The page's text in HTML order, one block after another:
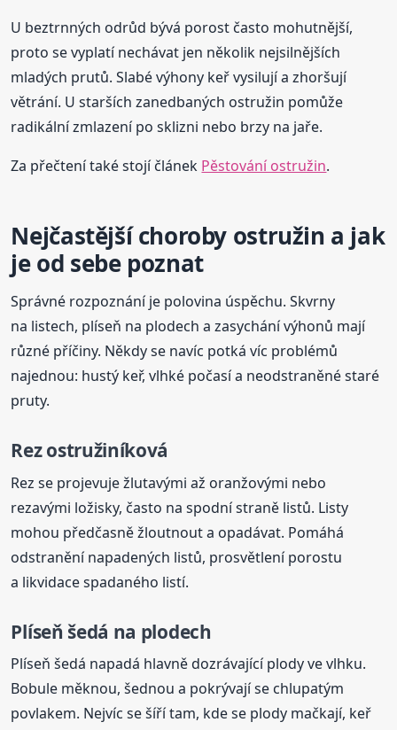
U beztrnných odrůd bývá porost často mohutnější,
proto se vyplatí nechávat jen několik nejsilnějších
mladých prutů. Slabé výhony keř vysilují a zhoršují
větrání. U starších zanedbaných ostružin pomůže
radikální zmlazení po sklizni nebo brzy na jaře.
Za přečtení také stojí článek Pěstování ostružin.
Nejčastější choroby ostružin a jak
je od sebe poznat
Správné rozpoznání je polovina úspěchu. Skvrny
na listech, plíseň na plodech a zasychání výhonů mají
různé příčiny. Někdy se navíc potká víc problémů
najednou: hustý keř, vlhké počasí a neodstraněné staré
pruty.
Rez ostružiníková
Rez se projevuje žlutavými až oranžovými nebo
rezavými ložisky, často na spodní straně listů. Listy
mohou předčasně žloutnout a opadávat. Pomáhá
odstranění napadených listů, prosvětlení porostu
a likvidace spadaného listí.
Plíseň šedá na plodech
Plíseň šedá napadá hlavně dozrávající plody ve vlhku.
Bobule měknou, šednou a pokrývají se chlupatým
povlakem. Nejvíc se šíří tam, kde se plody mačkají, keř